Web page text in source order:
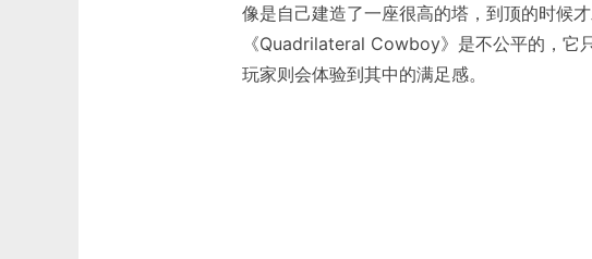
像是自己建造了一座很高的塔，到顶的时候
《Quadrilateral Cowboy》是不公平的，它
玩家则会体验到其中的满足感。